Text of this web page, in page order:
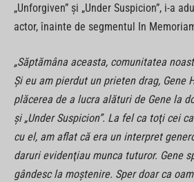
„Unforgiven” şi „Under Suspicion”, i-a
actor, înainte de segmentul In
„Săptămâna aceasta, comunitatea
Şi eu am pierdut un prieten drag, Gene
plăcerea de a lucra alături de Gene la
şi „Under Suspicion”. La fel ca toţi cei
cu el, am aflat că era un interpret
daruri evidenţiau munca tuturor. Gene
gândesc la moştenire. Sper doar ca